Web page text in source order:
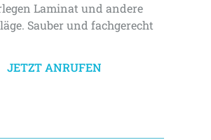
Laminat und andere
Sauber und fachgerecht
JETZT ANRUFEN